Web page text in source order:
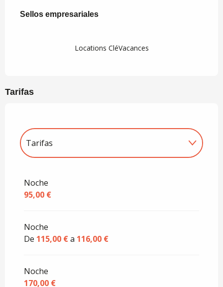
Sellos empresariales
Sellos empresariales
Locations CléVacances
Tarifas
Tarifas
Noche
95,00 €
Noche
De 115,00 €a 116,00 €
Noche
170,00 €